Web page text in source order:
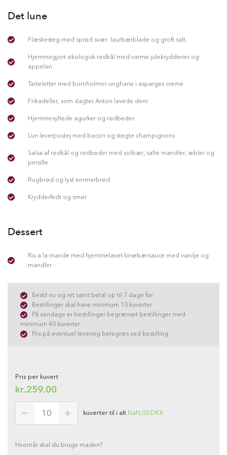
Det lune
Flæskesteg med sprød svær. laurbærblade og groft salt.
Hjemmegjort økologisk rødkål med varme julekrydderier og
appelsin
Tarteletter med bornholmer-unghane i asparges creme
Frikadeller, som slagter Anton lavede dem
Hjemmesyltede agurker og rødbeder
Lun leverpostej med bacon og stegte champignons
Salsa af rødkål og rødbeder med solbær, salte mandler, æbler og
persille
Rugbrød og lyst emmerbrød
Krydderfedt og smør
Dessert
Ris a la mande med hjemmelavet kirsebærsauce med vanilje og
mandler
Bestil nu og ret samt betal op til 7 dage før
Bestillinger skal have minimum 10 kuverter
På søndage er bestillinger begrænset bestillinger med
minimum 40 kuverter
Pris på eventuel levering beregnes ved bestilling
Pris per kuvert
kr.259.00
kuverter til i alt NaN,00 DKK
Hvornår skal du bruge maden?